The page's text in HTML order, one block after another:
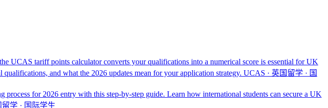
UCAS tariff points calculator converts your qualifications into a numerical score is essential for UK
and what the 2026 updates mean for your application strategy. UCAS · 英国留学 · 国
process for 2026 entry with this step-by-step guide. Learn how international students can secure a UK
学 · 国际学生